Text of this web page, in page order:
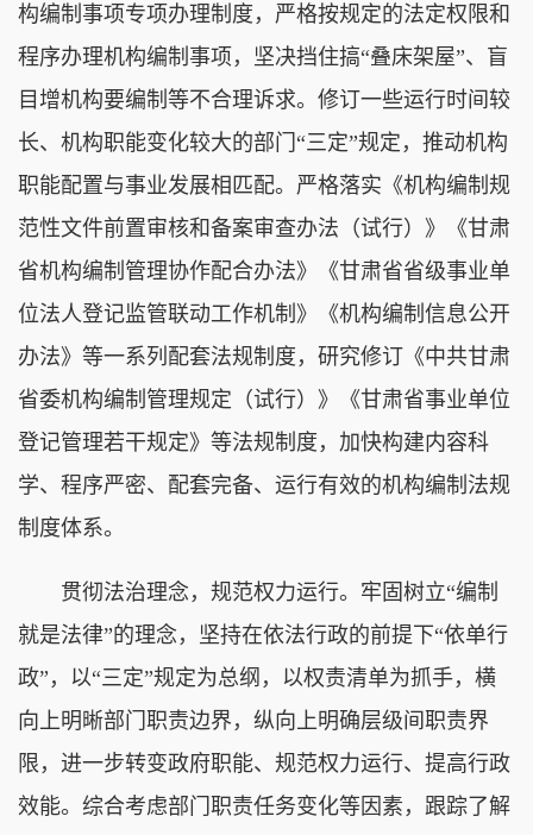
构编制事项专项办理制度，严格按规定的法定权限和
程序办理机构编制事项，坚决挡住搞“叠床架屋”、盲
目增机构要编制等不合理诉求。修订一些运行时间较
长、机构职能变化较大的部门“三定”规定，推动机构
职能配置与事业发展相匹配。严格落实《机构编制规
范性文件前置审核和备案审查办法（试行）》《甘肃
省机构编制管理协作配合办法》《甘肃省省级事业单
位法人登记监管联动工作机制》《机构编制信息公开
办法》等一系列配套法规制度，研究修订《中共甘肃
省委机构编制管理规定（试行）》《甘肃省事业单位
登记管理若干规定》等法规制度，加快构建内容科
学、程序严密、配套完备、运行有效的机构编制法规
制度体系。
贯彻法治理念，规范权力运行。牢固树立“编制
就是法律”的理念，坚持在依法行政的前提下“依单行
政”，以“三定”规定为总纲，以权责清单为抓手，横
向上明晰部门职责边界，纵向上明确层级间职责界
限，进一步转变政府职能、规范权力运行、提高行政
效能。综合考虑部门职责任务变化等因素，跟踪了解